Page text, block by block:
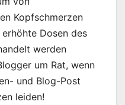
Kopfschmerzen
Dosen des
werden
um Rat, wenn
und Blog-Post
leiden!